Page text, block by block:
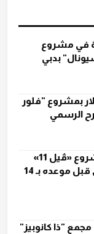
في مشروع
بدبي
دولار بمشروع "فلور
الرسمي
«برتڤيل» تبدأ تسليم مشروع «ڤيل 11»
في مدينة مصدر بأبوظبي قبل موعده بـ 14
مجمع "ذا كانوبيز"